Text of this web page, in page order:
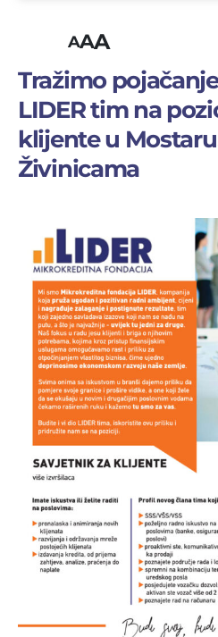
AAA
Tražimo
LIDER tim na
klijente u
Živinicama